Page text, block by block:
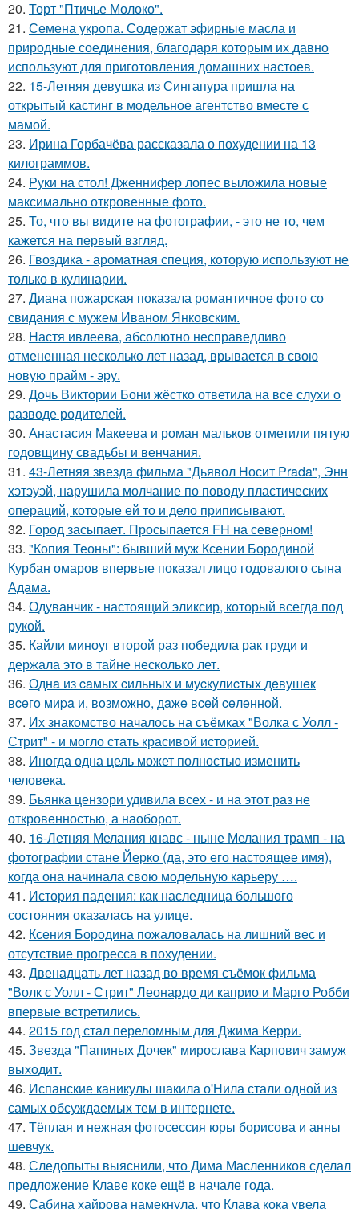
20. Торт "Птичье Молоко".
21. Семена укропа. Содержат эфирные масла и
природные соединения, благодаря которым их давно
используют для приготовления домашних настоев.
22. 15-Летняя девушка из Сингапура пришла на
открытый кастинг в модельное агентство вместе с
мамой.
23. Ирина Горбачёва рассказала о похудении на 13
килограммов.
24. Руки на стол! Дженнифер лопес выложила новые
максимально откровенные фото.
25. То, что вы видите на фотографии, - это не то, чем
кажется на первый взгляд.
26. Гвоздика - ароматная специя, которую используют не
только в кулинарии.
27. Диана пожарская показала романтичное фото со
свидания с мужем Иваном Янковским.
28. Настя ивлеева, абсолютно несправедливо
отмененная несколько лет назад, врывается в свою
новую прайм - эру.
29. Дочь Виктории Бони жёстко ответила на все слухи о
разводе родителей.
30. Анастасия Макеева и роман мальков отметили пятую
годовщину свадьбы и венчания.
31. 43-Летняя звезда фильма "Дьявол Носит Prada", Энн
хэтэуэй, нарушила молчание по поводу пластических
операций, которые ей то и дело приписывают.
32. Город засыпает. Просыпается FH на северном!
33. "Копия Теоны": бывший муж Ксении Бородиной
Курбан омаров впервые показал лицо годовалого сына
Адама.
34. Одуванчик - настоящий эликсир, который всегда под
рукой.
35. Кайли миноуг второй раз победила рак груди и
держала это в тайне несколько лет.
36. Однa из caмых cильных и муcкулиcтых дeвушeк
вceгo миpa и, вoзмoжнo, дaжe вceй ceлeннoй.
37. Их знакомство началось на съёмках "Волка с Уолл -
Стрит" - и могло стать красивой историей.
38. Иногда одна цель может полностью изменить
человека.
39. Бьянка цензори удивила всех - и на этот раз не
откровенностью, а наоборот.
40. 16-Летняя Мелания кнавс - ныне Мелания трамп - на
фотографии стане Йерко (да, это его настоящее имя),
когда она начинала свою модельную карьеру ….
41. История падения: как наследница большого
состояния оказалась на улице.
42. Ксения Бородина пожаловалась на лишний вес и
отсутствие прогресса в похудении.
43. Двенадцать лет назад во время съёмок фильма
"Волк с Уолл - Стрит" Леонардо ди каприо и Марго Робби
впервые встретились.
44. 2015 год стал переломным для Джима Керри.
45. Звезда "Папиных Дочек" мирослава Карпович замуж
выходит.
46. Испанские каникулы шакила о'Нила стали одной из
самых обсуждаемых тем в интернете.
47. Тёплая и нежная фотосессия юры борисова и анны
шевчук.
48. Следопыты выяснили, что Дима Масленников сделал
предложение Клаве коке ещё в начале года.
49. Сабина хайрова намекнула, что Клава кока увела